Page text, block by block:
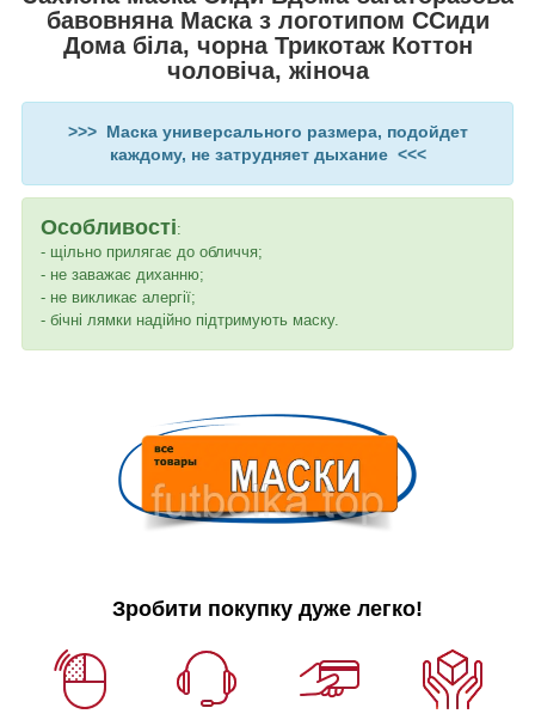
бавовняна Маска з логотипом ССиди
Дома біла, чорна Трикотаж Коттон
чоловіча, жіноча
>>> Маска универсального размера, подойдет
каждому, не затрудняет дыхание <<<
Особливості:
- щільно прилягає до обличчя;
- не заважає диханню;
- не викликає алергії;
- бічні лямки надійно підтримують маску.
Зробити покупку дуже легко!